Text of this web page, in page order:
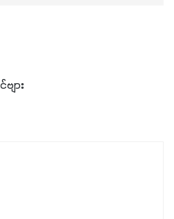
၊ဟင်းသီးဟင်းရွက်နဲ့ ဥယျာဉ်ခြံသီးနှံ
ဆိုတော့ တစ်မျိုးတည်းနဲ့ အားလုံး
ျား